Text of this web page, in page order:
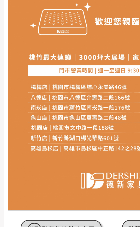
本司貨車運送如因路況不佳、
山區內等，或收貨地點搬運過
狀況保有出貨的權利。
保護物流人員的工作安全，賣
需以吊車或其他的吊掛方式吊
支付。
因大型傢俱有組裝、配送的問
商品，無法指定特定時間送達
再與您通知，讓您不用整天在
寶貴時間。
事，而危及運送人員輸送之安
或停止運送服務。
內通知客服人員(Line@ ID
須保持商品全新狀態與完
若發生非本司因素致使之
台北市、新北市地區固定
收送貨，敬請見諒！
本公司部份商品無維修服
期，商品使用年限，因客
環境不同。若屬人為因素
件短缺，則維修、搬運費
行吸收(另事先與消費者報
到貨7日內為鑑賞期(注意:
若非商品品質瑕疵問題於
如欲放置營業場所及公開